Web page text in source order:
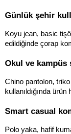
Günlük şehir
Koyu jean, basic
edildiğinde çorap
Okul ve kampüs
Chino pantolon,
kullanıldığında
Smart casual
Polo yaka, hafif